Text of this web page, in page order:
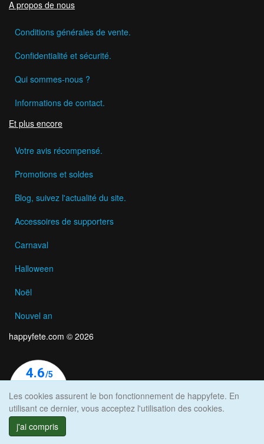
A propos de nous
Conditions générales de vente.
Confidentialité et sécurité.
Qui sommes-nous ?
Informations de contact.
Et plus encore
Votre avis récompensé.
Promotions et soldes
Blog, suivez l'actualité du site.
Accessoires de supporters
Carnaval
Halloween
Noël
Nouvel an
happyfete.com © 2026
Les cookies assurent le bon fonctionnement de happyfete. En
utilisant ce dernier, vous acceptez l'utilisation des cookies.
j'ai compris